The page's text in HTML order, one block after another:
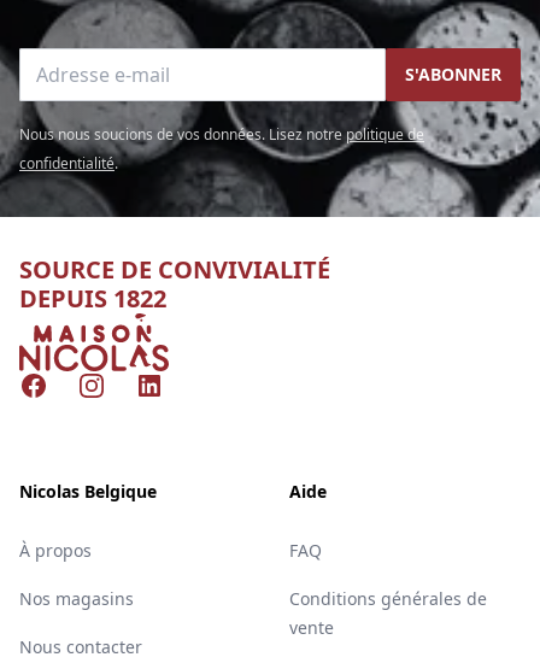
Adresse e-mail S'ABONNER
Nous nous soucions de vos données. Lisez notre politique de
confidentialité.
SOURCE DE CONVIVIALITÉ
DEPUIS 1822
Nicolas
FacebookInstagramLinkedIn
Nicolas Belgique
À propos
Nos magasins
Nous contacter
Aide
FAQ
Conditions générales de
vente